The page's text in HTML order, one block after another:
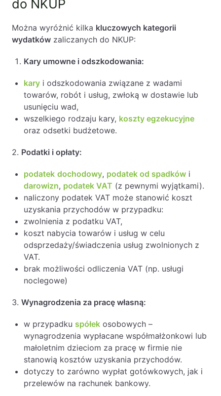
do NKUP
Można wyróżnić kilka kluczowych kategorii
wydatków zaliczanych do NKUP:
Kary umowne i odszkodowania:
kary i odszkodowania związane z wadami
towarów, robót i usług, zwłoką w dostawie lub
usunięciu wad,
wszelkiego rodzaju kary, koszty egzekucyjne
oraz odsetki budżetowe.
2. Podatki i opłaty:
podatek dochodowy, podatek od spadków i
darowizn, podatek VAT (z pewnymi wyjątkami).
naliczony podatek VAT może stanowić koszt
uzyskania przychodów w przypadku:
zwolnienia z podatku VAT,
koszt nabycia towarów i usług w celu
odsprzedaży/świadczenia usług zwolnionych z
VAT.
brak możliwości odliczenia VAT (np. usługi
noclegowe)
3. Wynagrodzenia za pracę własną:
w przypadku spółek osobowych –
wynagrodzenia wypłacane współmałżonkowi lub
małoletnim dzieciom za pracę w firmie nie
stanowią kosztów uzyskania przychodów.
dotyczy to zarówno wypłat gotówkowych, jak i
przelewów na rachunek bankowy.